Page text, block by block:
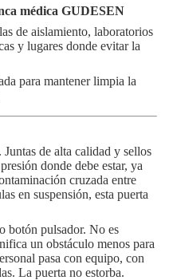
médica GUDESEN
de aislamiento, laboratorios
y lugares donde evitar la
para mantener limpia la
de alta calidad y sellos
donde debe estar, ya
cruzada entre
en suspensión, esta puerta
botón pulsador. No es
un obstáculo menos para
pasa con equipo, con
La puerta no estorba.